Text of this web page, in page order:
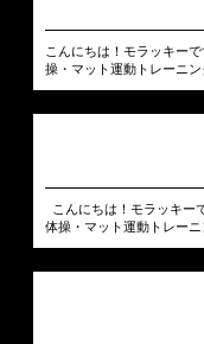
こんにちは！モラッキー
操・マット運動トレーニ
こんにちは！モラッキー
体操・マット運動トレー